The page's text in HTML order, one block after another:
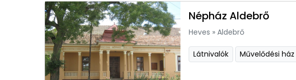
Népház Aldebrő
Heves » Aldebrő
Látnivalók Művelődési ház